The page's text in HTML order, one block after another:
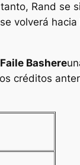
Rand se
volverá hacia
Faile Bashere
créditos